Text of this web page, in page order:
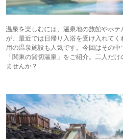
温泉を楽しむには、温泉地の旅館やホ
が、最近では日帰り入浴を受け入れて
用の温泉施設も人気です。今回はその
「関東の貸切温泉」をご紹介。二人だ
ませんか？